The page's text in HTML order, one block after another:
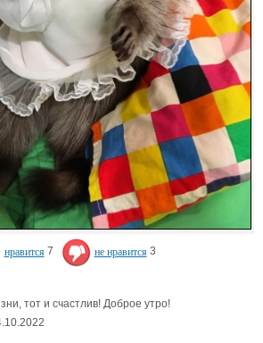
нравится 7 не нравится 3
тот и счастлив! Доброе утро!